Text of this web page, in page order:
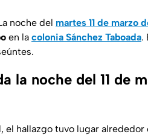
noche del martes 11 de marzo
en la colonia Sánchez Taboada.
la noche del 11 de
el hallazgo tuvo lugar alrededor